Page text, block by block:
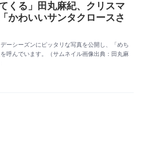
くる」田丸麻紀、クリスマ
かわいいサンタクロースさ
ーシーズンにピッタリな写真を公開し、「めち
呼んでいます。（サムネイル画像出典：田丸麻